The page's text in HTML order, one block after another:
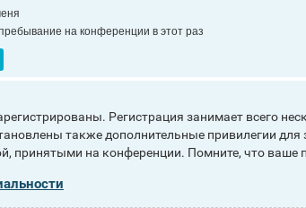
на конференции в этот раз
Регистрация занимает всего
также дополнительные привилегии
принятыми на конференции. Помните, что ваше